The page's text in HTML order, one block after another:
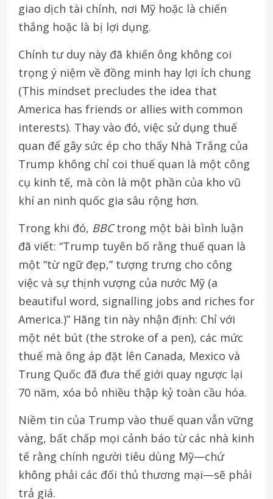
giao dịch tài chính, nơi Mỹ hoặc là chiến
thắng hoặc là bị lợi dụng.
Chính tư duy này đã khiến ông không coi
trọng ý niệm về đồng minh hay lợi ích chung
(This mindset precludes the idea that
America has friends or allies with common
interests). Thay vào đó, việc sử dụng thuế
quan để gây sức ép cho thấy Nhà Trắng của
Trump không chỉ coi thuế quan là một công
cụ kinh tế, mà còn là một phần của kho vũ
khí an ninh quốc gia sâu rộng hơn.
Trong khi đó, BBCtrong một bài bình luận
đã viết: “Trump tuyên bố rằng thuế quan là
một “từ ngữ đẹp,” tượng trưng cho công
việc và sự thịnh vượng của nước Mỹ (a
beautiful word, signalling jobs and riches for
America.)” Hãng tin này nhận định: Chỉ với
một nét bút (the stroke of a pen), các mức
thuế mà ông áp đặt lên Canada, Mexico và
Trung Quốc đã đưa thế giới quay ngược lại
70 năm, xóa bỏ nhiều thập kỷ toàn cầu hóa.
Niềm tin của Trump vào thuế quan vẫn vững
vàng, bất chấp mọi cảnh báo từ các nhà kinh
tế rằng chính người tiêu dùng Mỹ—chứ
không phải các đối thủ thương mại—sẽ phải
trả giá.